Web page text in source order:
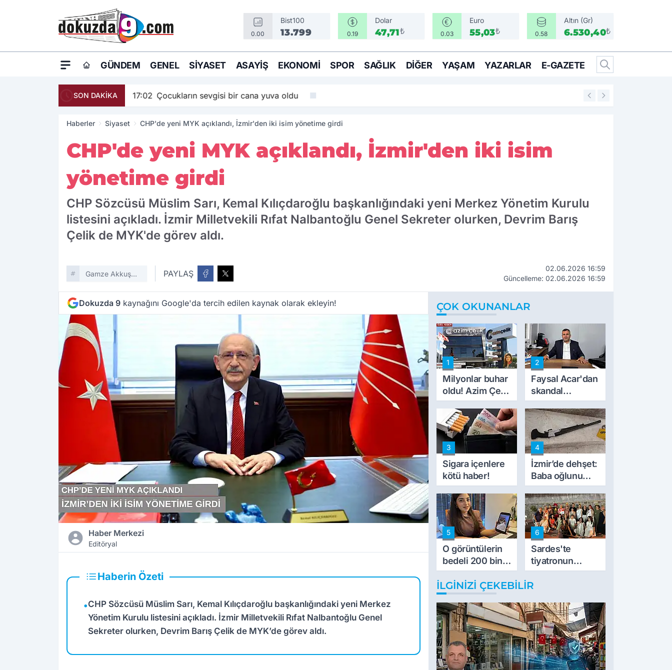
0.00
Bist100
13.799 0.19
Dolar
47,71₺ 0.03
Euro
55,03₺ 0.58
Altın (Gr)
6.530,40₺
GÜNDEM GENEL SIYASET ASAYIŞ EKONOMI SPOR SAĞLIK DIĞER YAŞAM YAZARLAR E-GAZETE
SON DAKİKA 17:02 Çocukların sevgisi bir cana yuva oldu 16:05
Haberler Siyaset CHP'de yeni MYK açıklandı, İzmir'den iki isim yönetime girdi
CHP'de yeni MYK açıklandı, İzmir'den iki isim
yönetime girdi
CHP Sözcüsü Müslim Sarı, Kemal Kılıçdaroğlu başkanlığındaki yeni Merkez Yönetim Kurulu
listesini açıkladı. İzmir Milletvekili Rıfat Nalbantoğlu Genel Sekreter olurken, Devrim Barış
Çelik de MYK'de görev aldı.
Gamze Akkuş
PAYLAŞ
02.06.2026 16:59
Güncelleme: 02.06.2026 16:59
Dokuzda 9 kaynağını Google'da tercih edilen kaynak olarak ekleyin!
Haber Merkezi
Editöryal
Haberin Özeti
•CHP Sözcüsü Müslim Sarı, Kemal Kılıçdaroğlu başkanlığındaki yeni Merkez
Yönetim Kurulu listesini açıkladı. İzmir Milletvekili Rıfat Nalbantoğlu Genel
Sekreter olurken, Devrim Barış Çelik de MYK’de görev aldı.
ÇOK OKUNANLAR
1
Milyonlar buhar
oldu! Azim Çelik
inşaat mağduru
ilk kez konuştu
2
Faysal Acar'dan
skandal
açıklamalar:
'Haluk Levent
peynircilerimizi
de kıskaca aldı,
müdahale ettik'
3
Sigara içenlere
kötü haber!
4
İzmir’de dehşet:
Baba oğlunu
vurdu
5
O görüntülerin
bedeli 200 bin
TL
6
Sardes'te
tiyatronun
imece ruhu
binlerce yıllık
İLGINIZI ÇEKEBILIR